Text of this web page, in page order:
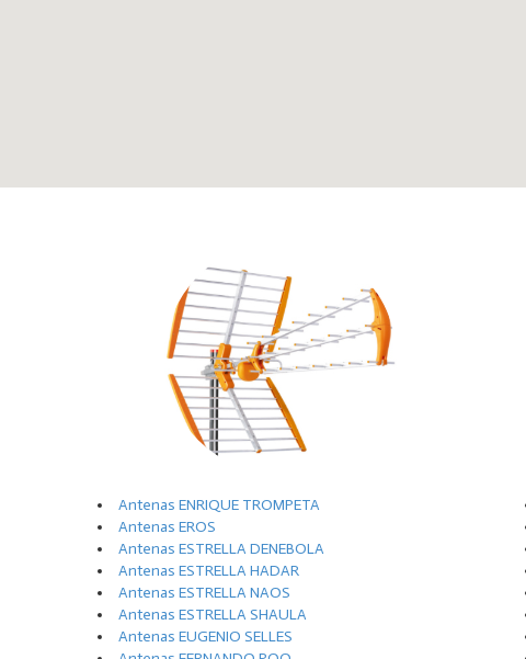
Antenas ENRIQUE TROMPETA
Antenas EROS
Antenas ESTRELLA DENEBOLA
Antenas ESTRELLA HADAR
Antenas ESTRELLA NAOS
Antenas ESTRELLA SHAULA
Antenas EUGENIO SELLES